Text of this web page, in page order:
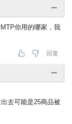
你用的哪家，我
回复
去可能是25商品被